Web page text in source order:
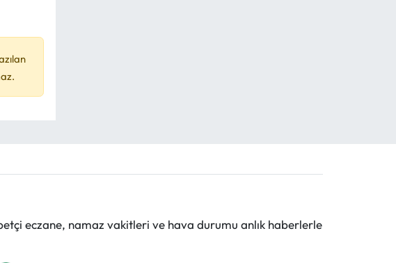
eczane, namaz vakitleri ve hava durumu anlık haberlerle